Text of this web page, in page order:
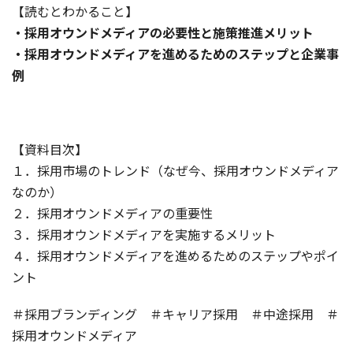
【読むとわかること】
・採用オウンドメディアの必要性と施策推進メリット
・採用オウンドメディアを進めるためのステップと企業事
例
【資料目次】
１．採用市場のトレンド（なぜ今、採用オウンドメディア
なのか）
２．採用オウンドメディアの重要性
３．採用オウンドメディアを実施するメリット
４．採用オウンドメディアを進めるためのステップやポイ
ント
＃採用ブランディング ＃キャリア採用 ＃中途採用 ＃
採用オウンドメディア